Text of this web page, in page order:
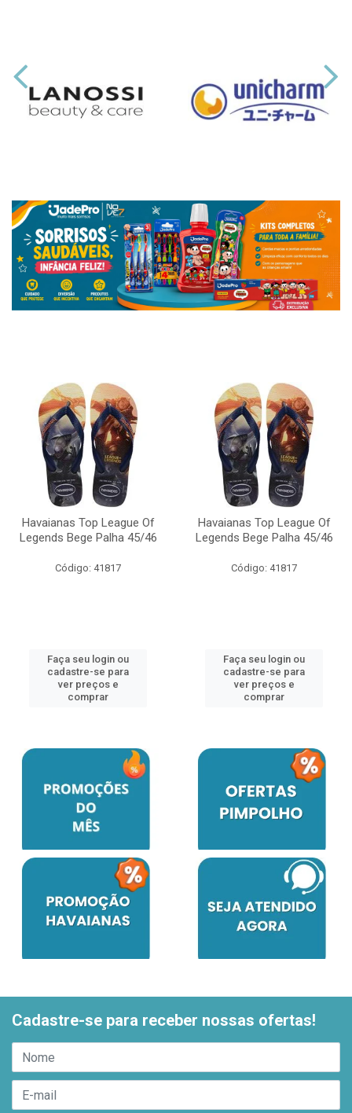
Havaianas Top League Of
Legends Bege Palha 45/46
Código: 41817
Faça seu login ou
cadastre-se para
ver preços e
comprar
Havaianas Top League Of
Legends Bege Palha 45/46
Código: 41817
Faça seu login ou
cadastre-se para
ver preços e
comprar
Cadastre-se para receber nossas ofertas!